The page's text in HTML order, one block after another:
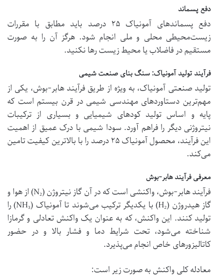
دفع پسماند
دفع پسماندهای آمونیاک ۲۵ درصد باید مطابق با مقررات
زیست‌محیطی محلی و ملی انجام شود. هرگز آن را به صورت
مستقیم در فاضلاب یا محیط زیست رها نکنید.
فرآیند تولید آمونیاک: سنگ بنای صنعت شیمی
تولید صنعتی آمونیاک، به ویژه از طریق فرآیند هابر-بوش، یکی از
مهم‌ترین دستاوردهای مهندسی شیمی در قرن بیستم است که
پایه و اساس تولید کودهای شیمیایی و بسیاری از ترکیبات
نیتروژنی دیگر را فراهم آورد. سودا شیمی با درک عمیق از اهمیت
این فرآیند، محصول آمونیاک ۲۵ درصد را با بالاترین کیفیت تامین
می‌کند.
معرفی فرآیند هابر-بوش
فرآیند هابر-بوش، واکنشی است که در آن گاز نیتروژن (N₂) از هوا و
گاز هیدروژن (H₂) با یکدیگر ترکیب می‌شوند تا آمونیاک (NH₃) را
تولید کنند. این واکنش، که به عنوان یک واکنش تعادلی و گرمازا
شناخته می‌شود، تحت شرایط دما و فشار بالا و در حضور
کاتالیزورهای خاص انجام می‌پذیرد.
معادله کلی واکنش به صورت زیر است: